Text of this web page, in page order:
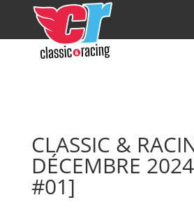
CLASSIC &
DÉCEMBRE
#01]